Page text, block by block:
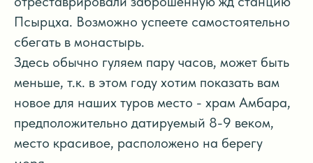
Псырцха. Возможно успеете самостоятельно
сбегать в монастырь.
Здесь обычно гуляем пару часов, может быть
меньше, т.к. в этом году хотим показать вам
новое для наших туров место - храм Амбара,
предположительно датируемый 8-9 веком,
место красивое, расположено на берегу